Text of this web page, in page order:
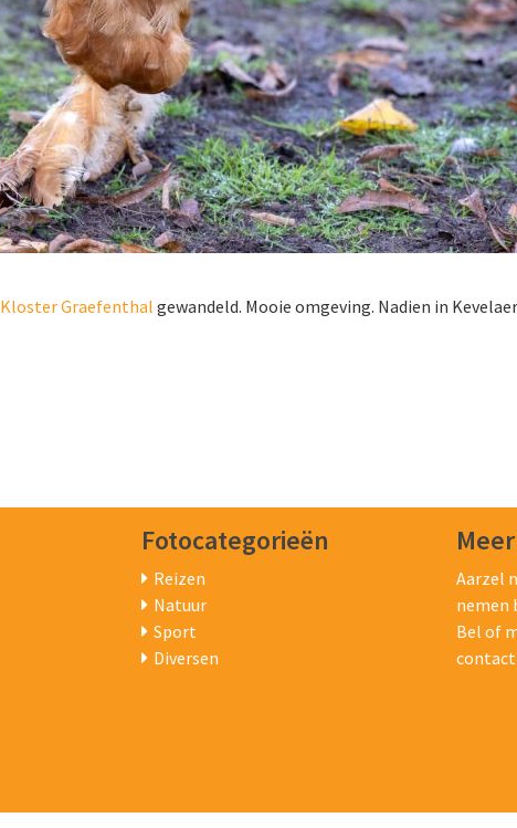
Kloster Graefenthal gewandeld. Mooie omgeving. Nadien in
Fotocategorieën
Reizen
Natuur
Sport
Diversen
Aarzel
nemen
Bel of